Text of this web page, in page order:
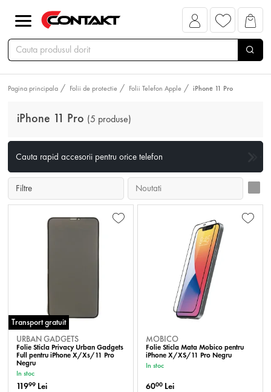
Pagina principala Folii de protectie Folii Telefon Apple iPhone 11 Pro
iPhone 11 Pro (5 produse)
Cauta rapid accesorii pentru orice telefon
Filtre Noutati
Transport gratuit
URBAN GADGETS
Folie Sticla Privacy Urban Gadgets
Full pentru iPhone X/Xs/11 Pro
Negru
In stoc
11999 Lei
MOBICO
Folie Sticla Mata Mobico pentru
iPhone X/XS/11 Pro Negru
In stoc
6000 Lei